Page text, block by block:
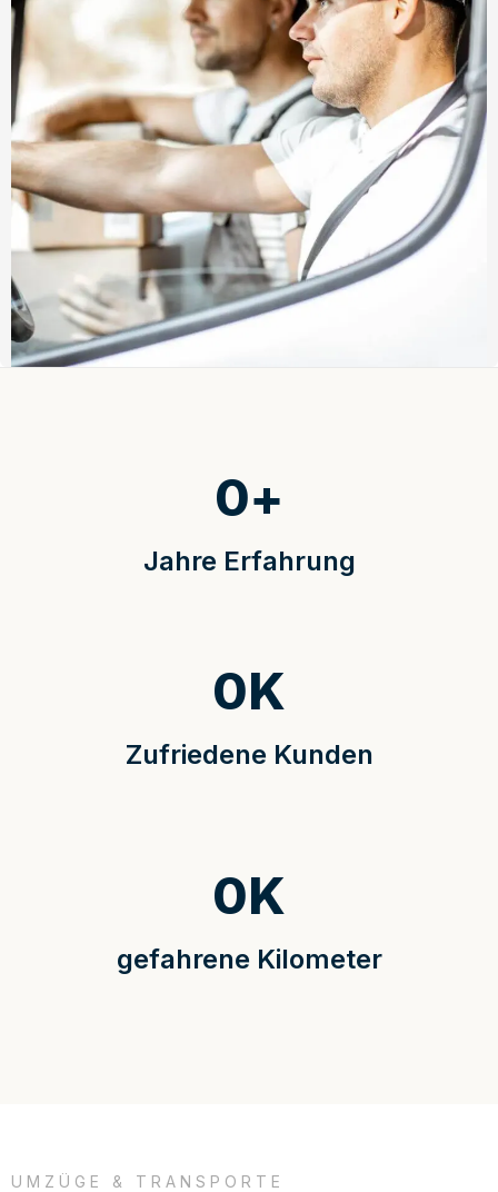
Jahre Erfahrung
0+
Zufriedene Kunden
0K
gefahrene Kilometer
0K
UMZÜGE & TRANSPORTE